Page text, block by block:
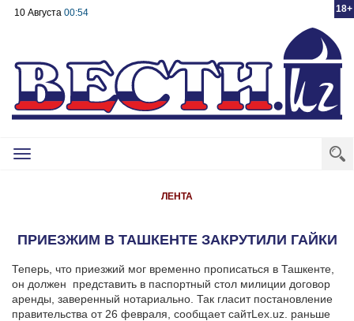
18+
10 Августа 00:54
Toggle
ЛЕНТА
ПРИЕЗЖИМ В ТАШКЕНТЕ ЗАКРУТИЛИ ГАЙКИ
Теперь, что приезжий мог временно прописаться в Ташкенте,
он должен
представить в паспортный стол милиции договор
аренды, заверенный нотариально. Так гласит постановление
правительства от 26 февраля, сообщает сайтLex.uz. раньше